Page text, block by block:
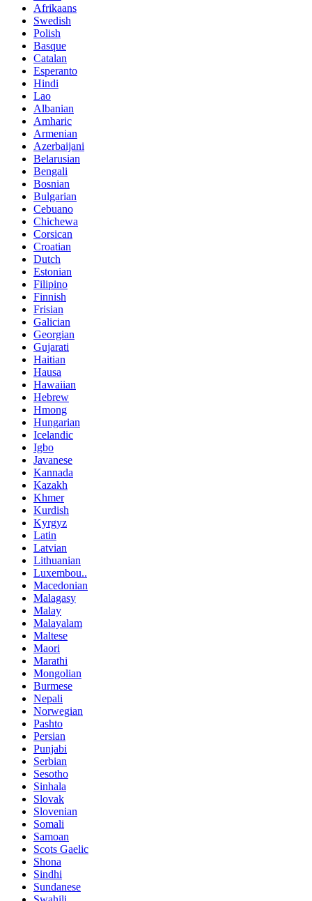
Afrikaans
Swedish
Polish
Basque
Catalan
Esperanto
Hindi
Lao
Albanian
Amharic
Armenian
Azerbaijani
Belarusian
Bengali
Bosnian
Bulgarian
Cebuano
Chichewa
Corsican
Croatian
Dutch
Estonian
Filipino
Finnish
Frisian
Galician
Georgian
Gujarati
Haitian
Hausa
Hawaiian
Hebrew
Hmong
Hungarian
Icelandic
Igbo
Javanese
Kannada
Kazakh
Khmer
Kurdish
Kyrgyz
Latin
Latvian
Lithuanian
Luxembou..
Macedonian
Malagasy
Malay
Malayalam
Maltese
Maori
Marathi
Mongolian
Burmese
Nepali
Norwegian
Pashto
Persian
Punjabi
Serbian
Sesotho
Sinhala
Slovak
Slovenian
Somali
Samoan
Scots Gaelic
Shona
Sindhi
Sundanese